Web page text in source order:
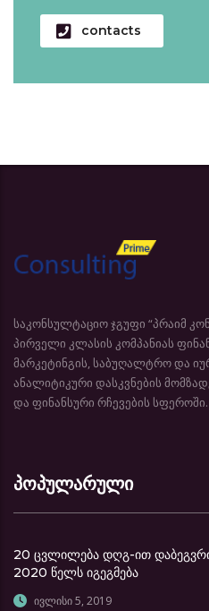
contacts
საკონსულტაციო ჯგუფი “პრაიმ
პირველი კლასის კომპანიას
მარკეტინგის, საბუღალტრო და
ანალიტიკური დასკვნების
და ფინანსური რჩევების სფეროში.
პოპულარული
20 ცვლილება დღგ-ით
2020 წელს იგეგმება
ივლისი 5, 2019